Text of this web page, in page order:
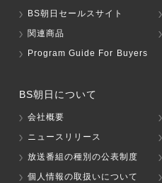
BS朝日セールスサイト
関連商品
Program Guide For Buyers
BS朝日について
会社概要
ニュースリリース
放送番組の種別の公表制度
個人情報の取扱いについて